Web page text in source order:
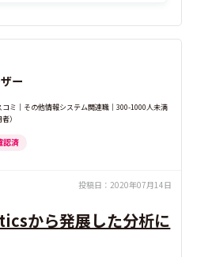
ー
ミ｜その他情報システム関連職｜300-1000人未満
）
認済
投稿日： 2020年07月14日
から発展した分析に